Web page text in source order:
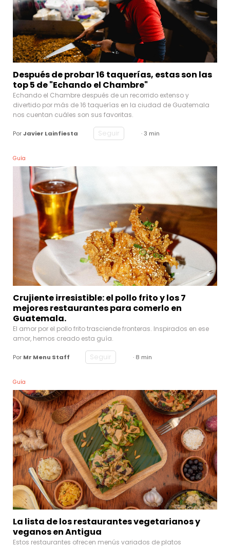
Después de probar 16 taquerías, estas son las
top 5 de "Echando el Chambre"
Echando el Chambre después de un recorrido extenso y
divertido por más de 16 taquerías en la ciudad de Guatemala
nos cuentan cuáles son sus favoritas.
PorJavier Lainfiesta Seguir · 3 min
Guía
Crujiente irresistible: el pollo frito y los 7
mejores restaurantes para comerlo en
Guatemala.
El amor por el pollo frito trasciende fronteras. Inspirados en ese
amor, hemos creado esta guía.
Por Mr Menu Staff Seguir · 8 min
Guía
La lista de los restaurantes vegetarianos y
veganos en Antigua
Estos restaurantes ofrecen menús variados de platos